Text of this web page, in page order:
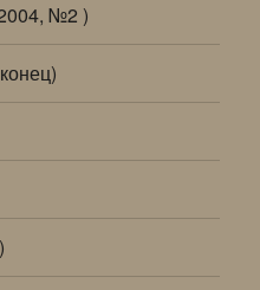
№2 )